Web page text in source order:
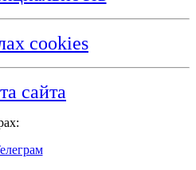
cookies
сайта